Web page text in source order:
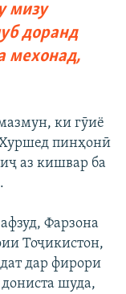
мизу
доранд
мехонад,
ки гӯиё
пинҳонӣ
аз кишвар ба
Фарзона
Тоҷикистон,
дар фирори
шуда,